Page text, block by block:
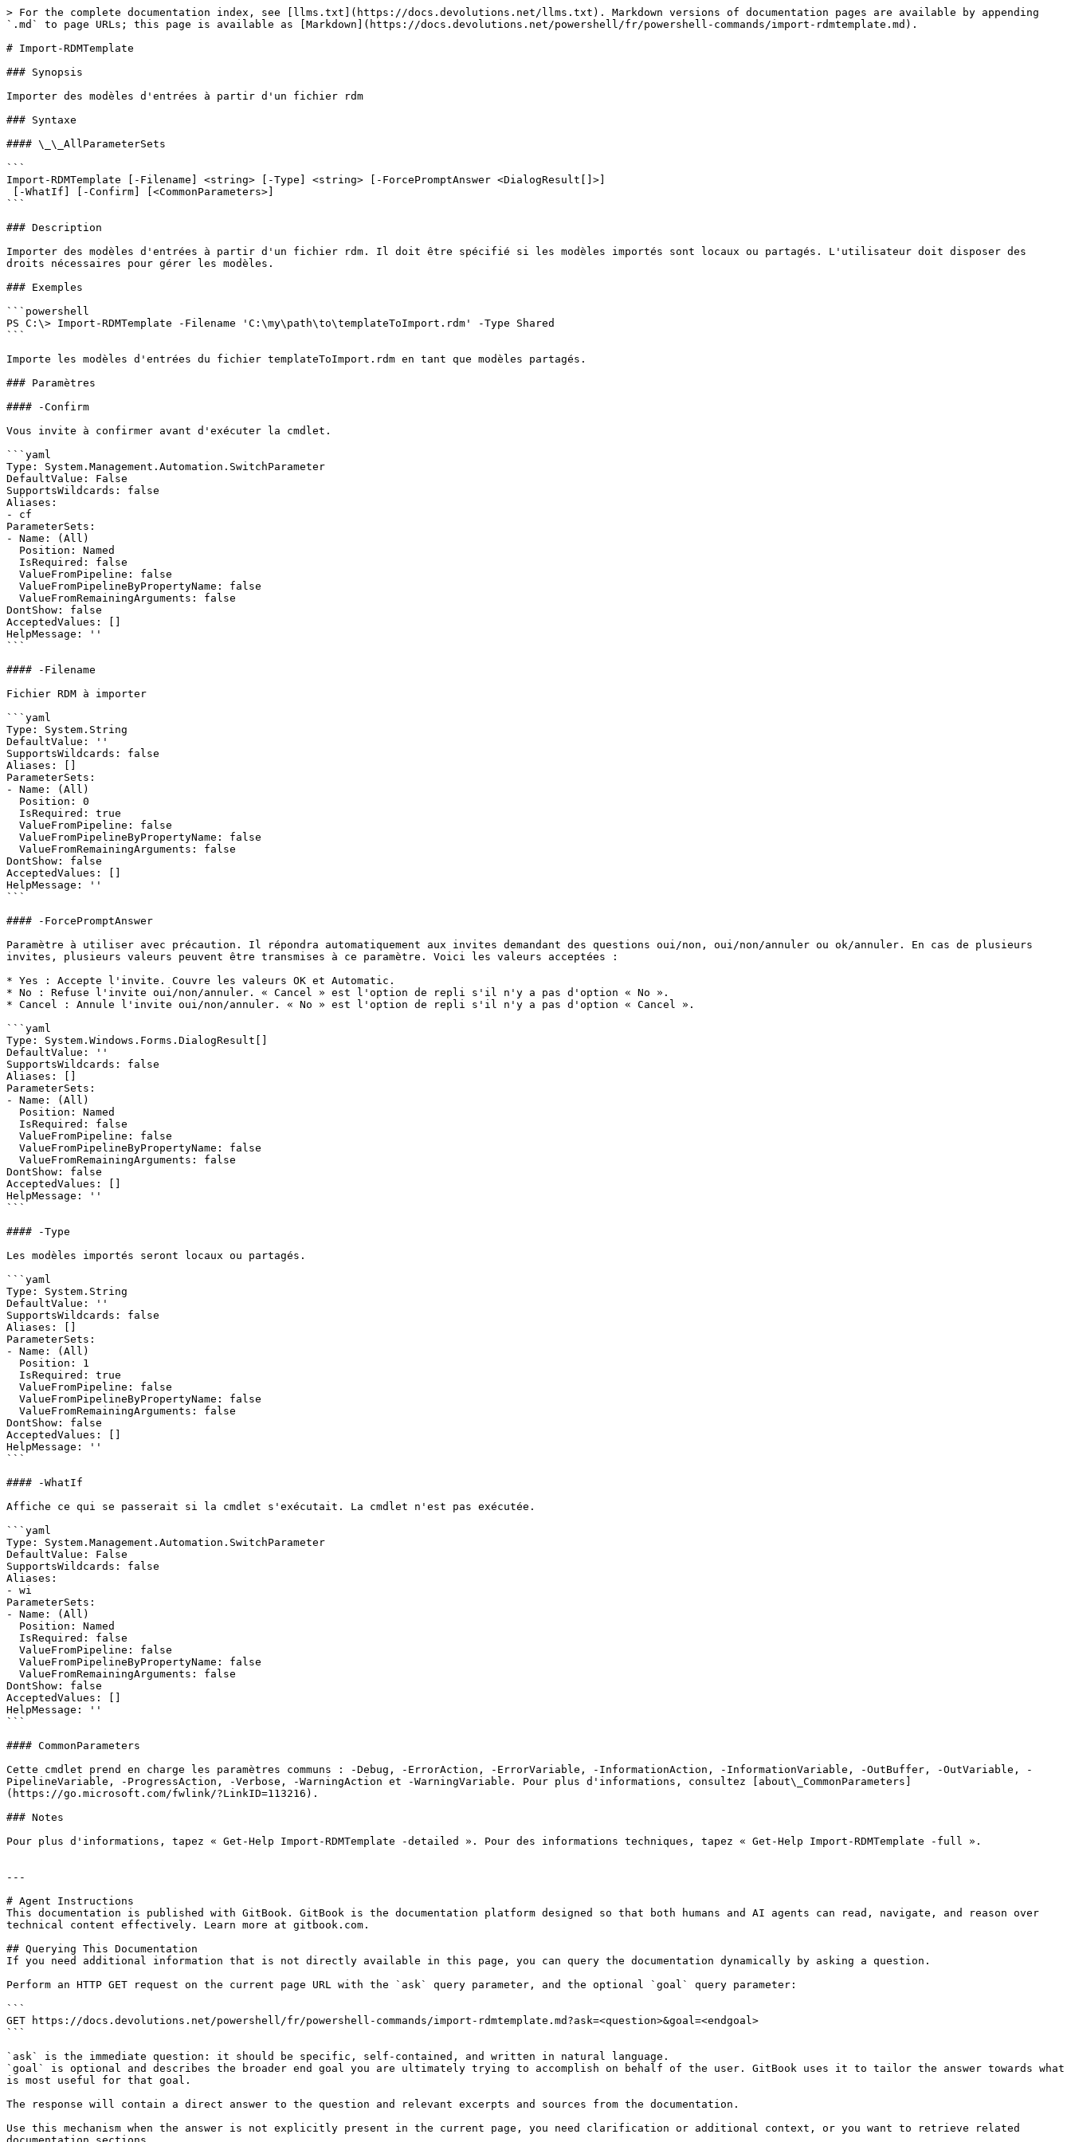
> For the complete documentation index, see [llms.txt](https://docs.devolutions.net/llms.txt). Markdown versions of documentation pages are available by appending
`.md` to page URLs; this page is available as [Markdown](https://docs.devolutions.net/powershell/fr/powershell-commands/import-rdmtemplate.md).
# Import-RDMTemplate
### Synopsis
Importer des modèles d'entrées à partir d'un fichier rdm
### Syntaxe
#### \_\_AllParameterSets
```
Import-RDMTemplate [-Filename] <string> [-Type] <string> [-ForcePromptAnswer <DialogResult[]>]
```
### Description
Importer des modèles d'entrées à partir d'un fichier rdm. Il doit être spécifié si les modèles importés sont locaux ou partagés. L'utilisateur doit disposer des
droits nécessaires pour gérer les modèles.
### Exemples
```powershell
PS C:\> Import-RDMTemplate -Filename 'C:\my\path\to\templateToImport.rdm' -Type Shared
```
Importe les modèles d'entrées du fichier templateToImport.rdm en tant que modèles partagés.
### Paramètres
#### -Confirm
Vous invite à confirmer avant d'exécuter la cmdlet.
```yaml
Type: System.Management.Automation.SwitchParameter
DefaultValue: False
SupportsWildcards: false
Aliases:
- cf
ParameterSets:
- Name: (All)
DontShow: false
AcceptedValues: []
HelpMessage: ''
```
#### -Filename
Fichier RDM à importer
```yaml
Type: System.String
DefaultValue: ''
SupportsWildcards: false
Aliases: []
ParameterSets:
- Name: (All)
DontShow: false
AcceptedValues: []
HelpMessage: ''
```
#### -ForcePromptAnswer
Paramètre à utiliser avec précaution. Il répondra automatiquement aux invites demandant des questions oui/non, oui/non/annuler ou ok/annuler. En cas de plusieurs
invites, plusieurs valeurs peuvent être transmises à ce paramètre. Voici les valeurs acceptées :
* Yes : Accepte l'invite. Couvre les valeurs OK et Automatic.
* No : Refuse l'invite oui/non/annuler. « Cancel » est l'option de repli s'il n'y a pas d'option « No ».
* Cancel : Annule l'invite oui/non/annuler. « No » est l'option de repli s'il n'y a pas d'option « Cancel ».
```yaml
Type: System.Windows.Forms.DialogResult[]
DefaultValue: ''
SupportsWildcards: false
Aliases: []
ParameterSets:
- Name: (All)
DontShow: false
AcceptedValues: []
HelpMessage: ''
```
#### -Type
Les modèles importés seront locaux ou partagés.
```yaml
Type: System.String
DefaultValue: ''
SupportsWildcards: false
Aliases: []
ParameterSets:
- Name: (All)
DontShow: false
AcceptedValues: []
HelpMessage: ''
```
#### -WhatIf
Affiche ce qui se passerait si la cmdlet s'exécutait. La cmdlet n'est pas exécutée.
```yaml
Type: System.Management.Automation.SwitchParameter
DefaultValue: False
SupportsWildcards: false
Aliases:
- wi
ParameterSets:
- Name: (All)
DontShow: false
AcceptedValues: []
HelpMessage: ''
```
#### CommonParameters
Cette cmdlet prend en charge les paramètres communs : -Debug, -ErrorAction, -ErrorVariable, -InformationAction, -InformationVariable, -OutBuffer, -OutVariable, -
PipelineVariable, -ProgressAction, -Verbose, -WarningAction et -WarningVariable. Pour plus d'informations, consultez [about\_CommonParameters]
(https://go.microsoft.com/fwlink/?LinkID=113216).
### Notes
Pour plus d'informations, tapez « Get-Help Import-RDMTemplate -detailed ». Pour des informations techniques, tapez « Get-Help Import-RDMTemplate -full ».
---
# Agent Instructions
This documentation is published with GitBook. GitBook is the documentation platform designed so that both humans and AI agents can read, navigate, and reason over
technical content effectively. Learn more at gitbook.com.
## Querying This Documentation
If you need additional information that is not directly available in this page, you can query the documentation dynamically by asking a question.
Perform an HTTP GET request on the current page URL with the `ask` query parameter, and the optional `goal` query parameter:
```
GET https://docs.devolutions.net/powershell/fr/powershell-commands/import-rdmtemplate.md?ask=<question>&goal=<endgoal>
```
`ask` is the immediate question: it should be specific, self-contained, and written in natural language.
`goal` is optional and describes the broader end goal you are ultimately trying to accomplish on behalf of the user. GitBook uses it to tailor the answer towards what
is most useful for that goal.
The response will contain a direct answer to the question and relevant excerpts and sources from the documentation.
Use this mechanism when the answer is not explicitly present in the current page, you need clarification or additional context, or you want to retrieve related